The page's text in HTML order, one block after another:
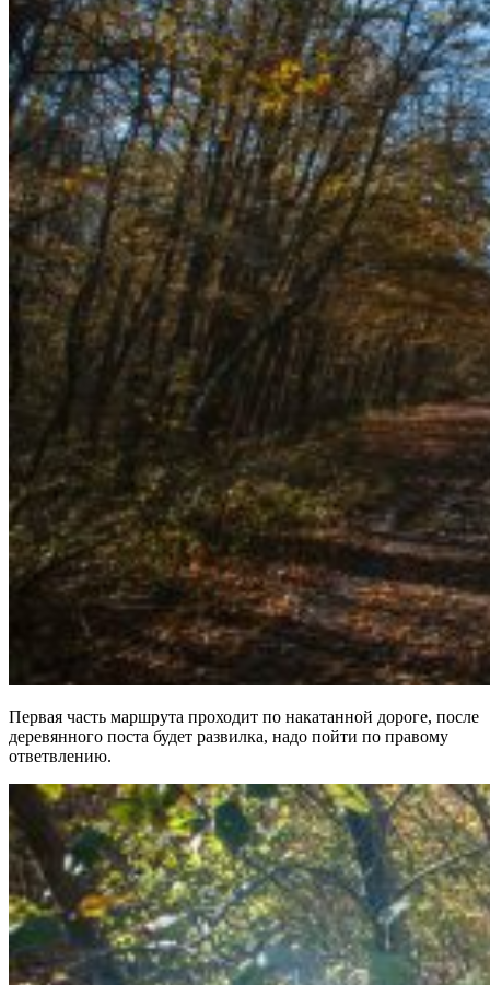
Первая часть маршрута проходит по накатанной дороге, после
деревянного поста будет развилка, надо пойти по правому
ответвлению.